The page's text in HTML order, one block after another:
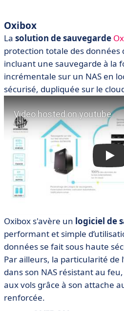
Oxibox
La solution de sauvegarde
protection totale des données
incluant une sauvegarde à la
incrémentale sur un NAS en
sécurisé, dupliquée sur le
Oxibox s'avère un logiciel de
performant et simple
données se fait sous haute
Par ailleurs, la particularité de
dans son NAS résistant au
aux vols grâce à son attache
renforcée.